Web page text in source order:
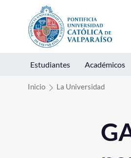
Click acá para ir directamente al
Estudiantes Académicos
Inicio La Universidad